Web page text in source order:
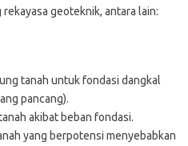
geoteknik, antara lain:
tanah untuk fondasi dangkal
pancang).
akibat beban fondasi.
yang berpotensi menyebabkan